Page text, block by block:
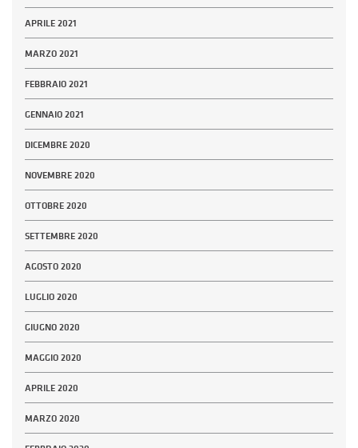
APRILE 2021
MARZO 2021
FEBBRAIO 2021
GENNAIO 2021
DICEMBRE 2020
NOVEMBRE 2020
OTTOBRE 2020
SETTEMBRE 2020
AGOSTO 2020
LUGLIO 2020
GIUGNO 2020
MAGGIO 2020
APRILE 2020
MARZO 2020